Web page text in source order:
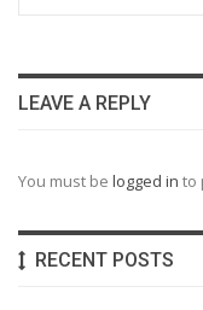
LEAVE A REPLY
You must be logged in to
RECENT POSTS